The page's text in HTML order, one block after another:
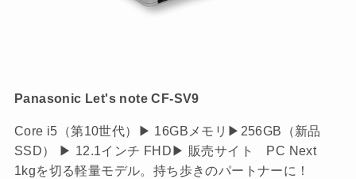
Panasonic Let's note CF-SV9
Core i5（第10世代）▶ 16GBメモリ▶256GB（新品
SSD） ▶ 12.1インチ FHD▶ 販売サイト PC Next
1kgを切る軽量モデル。持ち歩きのパートナーに！